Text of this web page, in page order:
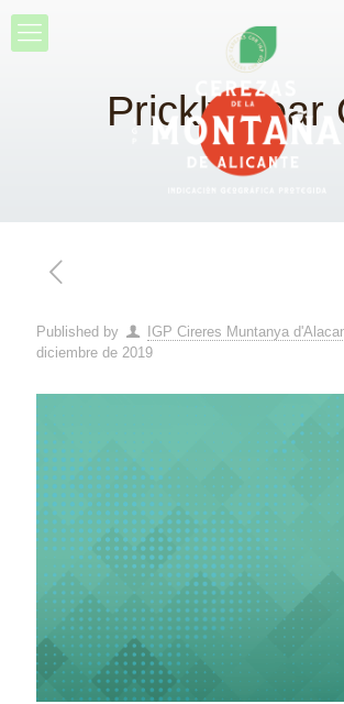
Prickly pear
Published by IGP Cireres Muntanya
diciembre de 2019